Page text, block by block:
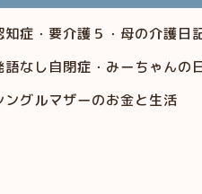
知症・要介護５・母の介護日
語なし自閉症・みーちゃんの
ングルマザーのお金と生活